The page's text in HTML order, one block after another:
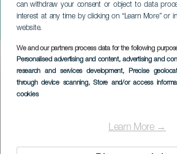
can withdraw your consent or object to data
interest at any time by clicking on “Learn More” or
website.
We and our partners process data for the following
Personalised advertising and content, advertising and
research and services development, Precise
through device scanning, Store and/or access
cookies
Learn More →
Eerbetoon aan
Azúcar Pa’ Rato
Imagen
Listado